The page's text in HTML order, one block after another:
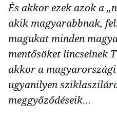
És akkor ezek azok a
akik magyarabbnak,
magukat minden
mentősöket lincselnek
akkor a
ugyanilyen
meggyőződéseik…